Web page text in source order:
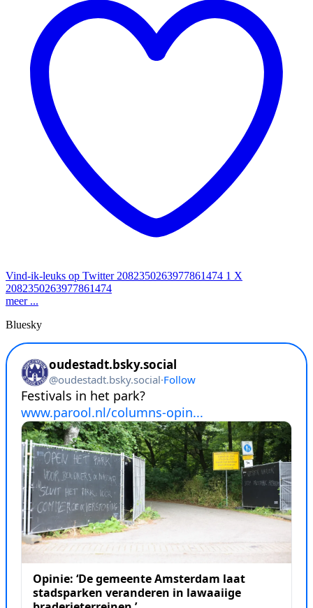
Vind-ik-leuks op Twitter 2082350263977861474 1 X
2082350263977861474
meer ...
Bluesky